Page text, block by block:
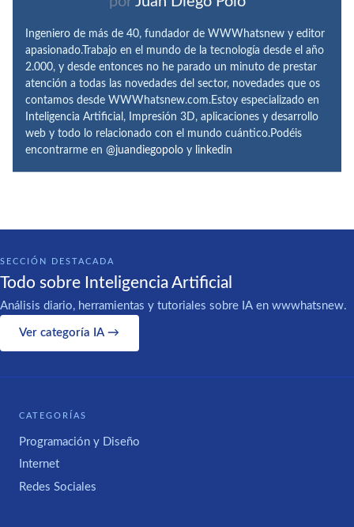
Ingeniero de más de 40, fundador de WWWhatsnew y editor
apasionado.Trabajo en el mundo de la tecnología desde el año
2.000, y desde entonces no he parado un minuto de prestar
atención a todas las novedades del sector, novedades que os
contamos desde WWWhatsnew.com.Estoy especializado en
Inteligencia Artificial, Impresión 3D, aplicaciones y desarrollo
web y todo lo relacionado con el mundo cuántico.Podéis
encontrarme en @juandiegopolo y linkedin
SECCIÓN DESTACADA
Todo sobre Inteligencia Artificial
Análisis diario, herramientas y tutoriales sobre IA en wwwhatsnew.
Ver categoría IA →
CATEGORÍAS
Programación y Diseño
Internet
Redes Sociales